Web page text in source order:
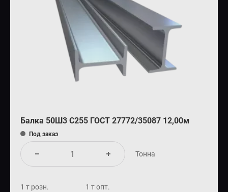
Балка 50Ш3 С255 ГОСТ 27772/35087 12,00м
Под заказ
Тонна
1 т розн. 1 т опт.